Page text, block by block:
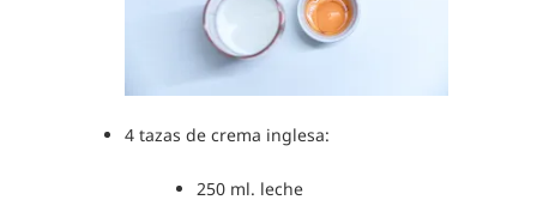
4 tazas de crema inglesa:
250 ml. leche